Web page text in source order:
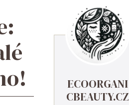
ECOORGANI
CBEAUTY.CZ